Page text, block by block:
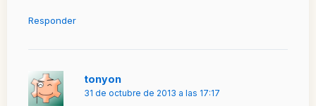
Responder
tonyon
31 de octubre de 2013 a las 17:17